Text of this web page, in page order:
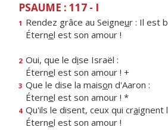
PSAUME : 117 - I
1 Rendez grâce au Seigneur : Il est
Éternel est son amour !
2 Oui, que le dise Israël :
Éternel est son amour ! +
3 Que le dise la maison d'Aaron :
Éternel est son amour ! *
4 Qu'ils le disent, ceux qui craignent
Éternel est son amour !